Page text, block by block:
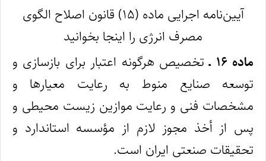
آیین­‌نامه اجرایی ماده (۱۵) قانون اصلاح الگوی
مصرف انرژی را اینجا بخوانید
ماده ۱۶ ـ
تخصیص هرگونه اعتبار برای بازسازی و
توسعه صنایع منوط به رعایت معیارها و
مشخصات فنی و رعایت موازین زیست محیطی و
پس از أخذ مجوز لازم از مؤسسه استاندارد و
تحقیقات صنعتی ایران است.